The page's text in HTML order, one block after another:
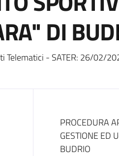
DI
Telematici - SATER: 26/02/
Dati del
PROCEDURA
GESTIONE ED
BUDRIO